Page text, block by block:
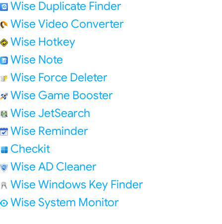
Wise Duplicate Finder
Wise Video Converter
Wise Hotkey
Wise Note
Wise Force Deleter
Wise Game Booster
Wise JetSearch
Wise Reminder
Checkit
Wise AD Cleaner
Wise Windows Key Finder
Wise System Monitor